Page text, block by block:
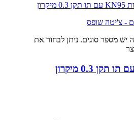
- צ'יטה שופס
יש מספר סוגים. ניתן לבחור את